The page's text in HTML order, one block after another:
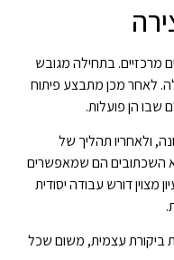
מרכזיים. בתחילה מגובש
לאחר מכן מתבצע פיתוח
שבו הן פועלות.
ולאחריו תהליך של
השכתובים הם שמאפשרים
מצוין דורש עבודה יסודית
ביקורת עצמית, משום שכל